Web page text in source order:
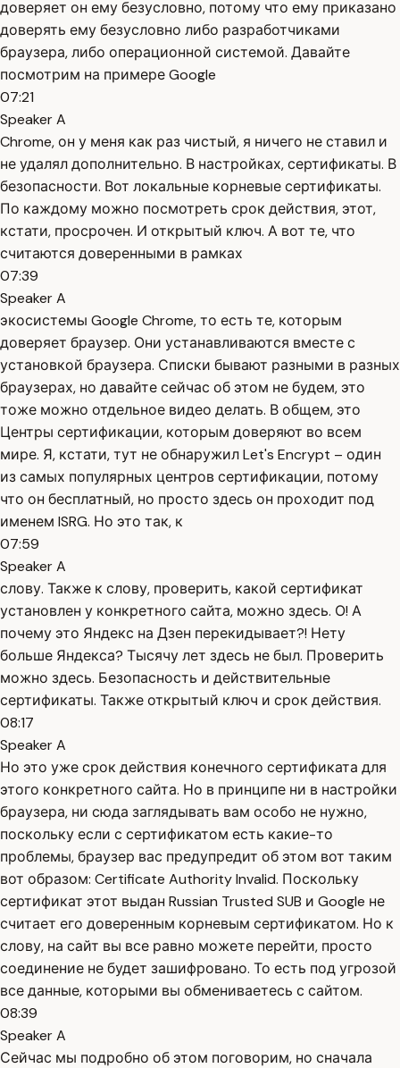
доверяет он ему безусловно, потому что ему приказано
доверять ему безусловно либо разработчиками
браузера, либо операционной системой. Давайте
посмотрим на примере Google
07:21
Speaker A
Chrome, он у меня как раз чистый, я ничего не ставил и
не удалял дополнительно. В настройках, сертификаты. В
безопасности. Вот локальные корневые сертификаты.
По каждому можно посмотреть срок действия, этот,
кстати, просрочен. И открытый ключ. А вот те, что
считаются доверенными в рамках
07:39
Speaker A
экосистемы Google Chrome, то есть те, которым
доверяет браузер. Они устанавливаются вместе с
установкой браузера. Списки бывают разными в разных
браузерах, но давайте сейчас об этом не будем, это
тоже можно отдельное видео делать. В общем, это
Центры сертификации, которым доверяют во всем
мире. Я, кстати, тут не обнаружил Let's Encrypt – один
из самых популярных центров сертификации, потому
что он бесплатный, но просто здесь он проходит под
именем ISRG. Но это так, к
07:59
Speaker A
слову. Также к слову, проверить, какой сертификат
установлен у конкретного сайта, можно здесь. О! А
почему это Яндекс на Дзен перекидывает?! Нету
больше Яндекса? Тысячу лет здесь не был. Проверить
можно здесь. Безопасность и действительные
сертификаты. Также открытый ключ и срок действия.
08:17
Speaker A
Но это уже срок действия конечного сертификата для
этого конкретного сайта. Но в принципе ни в настройки
браузера, ни сюда заглядывать вам особо не нужно,
поскольку если с сертификатом есть какие-то
проблемы, браузер вас предупредит об этом вот таким
вот образом: Certificate Authority Invalid. Поскольку
сертификат этот выдан Russian Trusted SUB и Google не
считает его доверенным корневым сертификатом. Но к
слову, на сайт вы все равно можете перейти, просто
соединение не будет зашифровано. То есть под угрозой
все данные, которыми вы обмениваетесь с сайтом.
08:39
Speaker A
Сейчас мы подробно об этом поговорим, но сначала